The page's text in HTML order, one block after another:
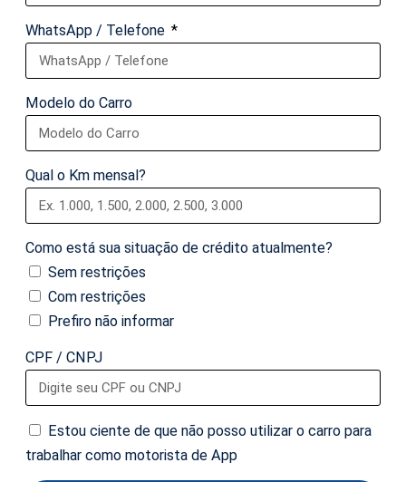
WhatsApp / Telefone
Modelo do Carro
Qual o Km mensal?
Como está sua situação de crédito atualmente?
Sem restrições
Com restrições
Prefiro não informar
CPF / CNPJ
Estou ciente de que não posso utilizar o carro para
trabalhar como motorista de App